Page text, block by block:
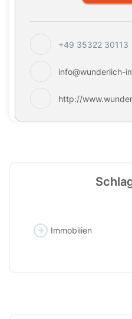
+49 35322 30113
info@wunderlich-
http://
Immobilien